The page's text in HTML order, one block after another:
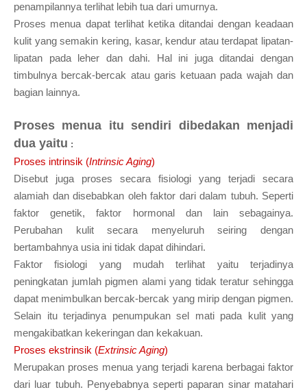
penampilannya terlihat lebih tua dari umurnya.
Proses menua dapat terlihat ketika ditandai dengan keadaan
kulit yang semakin kering, kasar, kendur atau terdapat lipatan-
lipatan pada leher dan dahi. Hal ini juga ditandai dengan
timbulnya bercak-bercak atau garis ketuaan pada wajah dan
bagian lainnya.
Proses menua itu sendiri dibedakan menjadi
dua yaitu :
Proses intrinsik (Intrinsic Aging)
Disebut juga proses secara fisiologi yang terjadi secara
alamiah dan disebabkan oleh faktor dari dalam tubuh. Seperti
faktor genetik, faktor hormonal dan lain sebagainya.
Perubahan kulit secara menyeluruh seiring dengan
bertambahnya usia ini tidak dapat dihindari.
Faktor fisiologi yang mudah terlihat yaitu terjadinya
peningkatan jumlah pigmen alami yang tidak teratur sehingga
dapat menimbulkan bercak-bercak yang mirip dengan pigmen.
Selain itu terjadinya penumpukan sel mati pada kulit yang
mengakibatkan kekeringan dan kekakuan.
Proses ekstrinsik (Extrinsic Aging)
Merupakan proses menua yang terjadi karena berbagai faktor
dari luar tubuh. Penyebabnya seperti paparan sinar matahari